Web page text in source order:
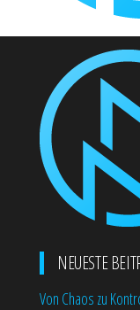
NEUESTE
Von Chaos zu